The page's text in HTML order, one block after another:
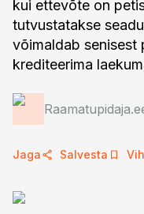
kui ettevõte on
tutvustatakse
võimaldab senisest
krediteerima
Jaga Salvesta